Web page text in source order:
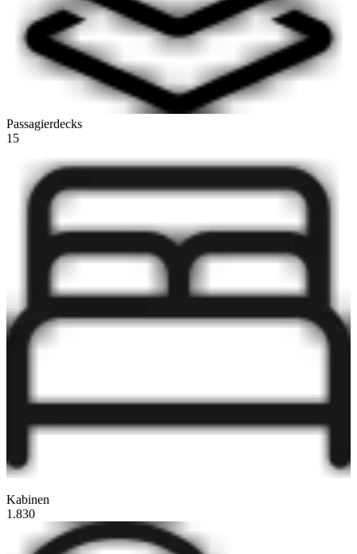
Passagierdecks
15
Kabinen
1.830